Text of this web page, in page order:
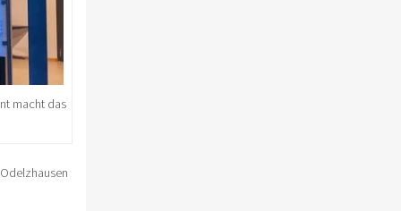
macht das